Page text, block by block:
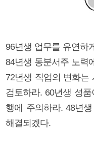
96년생 업무를 유연하
84년생 동분서주 노력
72년생 직업의 변화는
검토하라. 60년생 성
행에 주의하라. 48년
해결되겠다.